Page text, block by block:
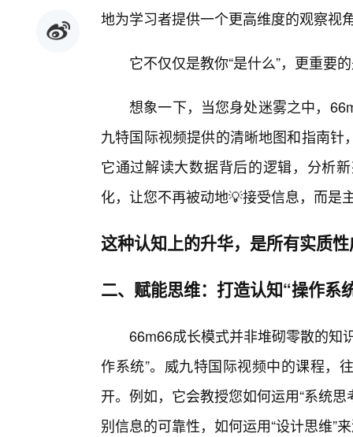
地为学习者提供一个更高维度的观察视
它不仅仅是教你“是什么”，更重要
想象一下，当您身处迷雾之中，
九特国际视频提供的清晰地图和指南
它通过解读大数据背后的逻辑，分析
化，让您不再被动地💡接受信息，而是
这种认知上的升华，是所有实质
二、赋能思维：打造认知“操作系
66m66成长模式并非堆砌零散的知
作系统”。威九特国际视频中的课程，
开。例如，它会教授您如何运用“系统
别信息的可靠性，如何运用“设计思维”